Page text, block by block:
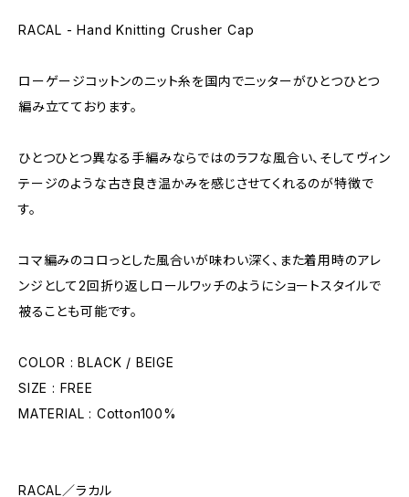
RACAL - Hand Knitting Crusher Cap
ローゲージコットンのニット糸を国内でニッターがひとつひとつ
編み立てております。
ひとつひとつ異なる手編みならではのラフな風合い、そしてヴィン
テージのような古き良き温かみを感じさせてくれるのが特徴で
す。
コマ編みのコロっとした風合いが味わい深く、また着用時のアレ
ンジとして2回折り返しロールワッチのようにショートスタイルで
被ることも可能です。
COLOR : BLACK / BEIGE
SIZE : FREE
MATERIAL : Cotton100%
RACAL／ラカル